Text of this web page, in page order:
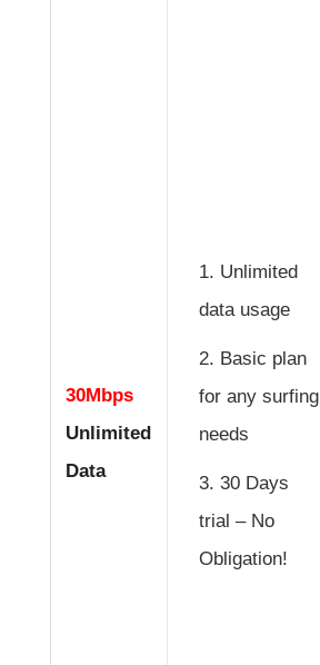
30Mbps
Unlimited
Data
Unlimited
data usage
Basic plan
for any surfing
needs
30 Days
trial – No
Obligation!